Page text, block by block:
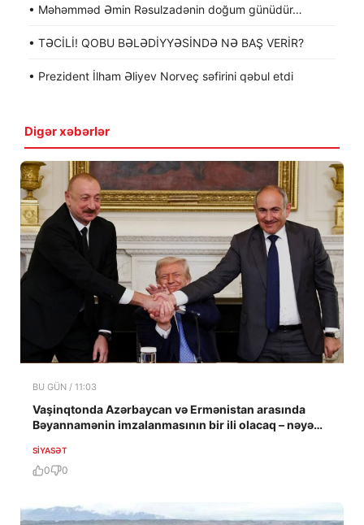
• Məhəmməd Əmin Rəsulzadənin doğum günüdür…
• TƏCİLİ! QOBU BƏLƏDİYYƏSİNDƏ NƏ BAŞ VERİR?
• Prezident İlham Əliyev Norveç səfirini qəbul etdi
Digər xəbərlər
BU GÜN / 11:03
Vaşinqtonda Azərbaycan və Ermənistan arasında
Bəyannamənin imzalanmasının bir ili olacaq – nəyə
SIYASƏT
0 0